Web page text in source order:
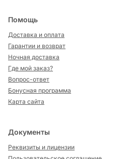
Помощь
Доставка и оплата
Гарантии и возврат
Ночная доставка
Где мой заказ?
Вопрос-ответ
Бонусная программа
Карта сайта
Документы
Реквизиты и лицензии